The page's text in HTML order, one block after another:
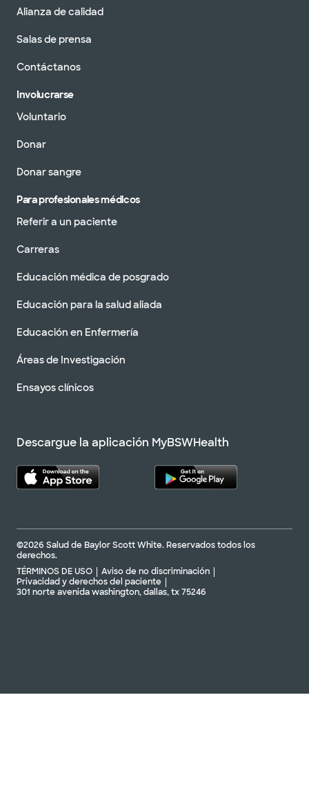
Alianza de calidad
Salas de prensa
Contáctanos
Involucrarse
Voluntario
Donar
Donar sangre
Para profesionales médicos
Referir a un paciente
Carreras
Educación médica de posgrado
Educación para la salud aliada
Educación en Enfermería
Áreas de Investigación
Ensayos clínicos
Descargue la aplicación MyBSWHealth
©2026 Salud de Baylor Scott White. Reservados todos los
derechos.
TÉRMINOS DE USO
Aviso de no discriminación
Privacidad y derechos del paciente
301 norte avenida washington, dallas, tx 75246